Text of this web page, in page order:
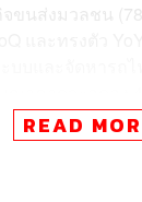
ขนส่งมวลชน
พันล้านบาท จา
READ